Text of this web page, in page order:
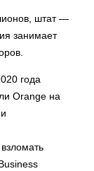
штат —
занимает
года
Orange на